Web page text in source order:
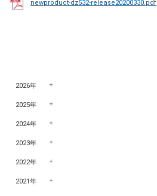
newproduct-dz532-release20200330.pdf
2026年
2025年
2024年
2023年
2022年
2021年